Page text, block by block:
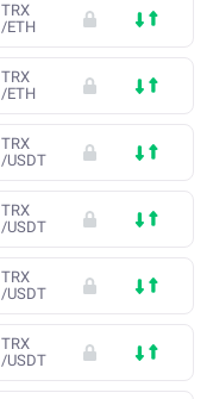
TRX
/ETH
TRX
/ETH
TRX
/USDT
TRX
/USDT
TRX
/USDT
TRX
/USDT